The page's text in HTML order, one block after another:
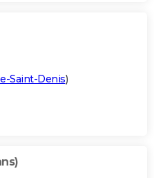
Saint-Denis)